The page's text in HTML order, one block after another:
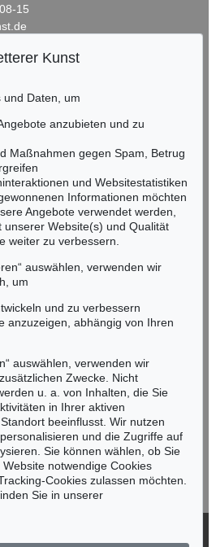
, 1695
Auktion 521 - Lot 242
Ergebnis:
418 - Lot 422
WEIGEL
facta. 1722, 1722
€ 324
15
038
595
verpassen!
Sie rechtzeitig.
anmelden >
& Co. KG
Kunst
und Daten, um
anzubieten und zu
Maßnahmen gegen Spam, Betrug
und Websitestatistiken
Informationen möchten
Angebote verwendet werden,
unserer Website(s) und Qualität
weiter zu verbessern.
auswählen, verwenden wir
um
und zu verbessern
anzuzeigen, abhängig von Ihren
auswählen, verwenden wir
Zwecke. Nicht
u. a. von Inhalten, die Sie
in Ihrer aktiven
beeinflusst. Wir nutzen
und die Zugriffe auf
Sie können wählen, ob Sie
notwendige Cookies
Cookies zulassen möchten.
Sie in unserer